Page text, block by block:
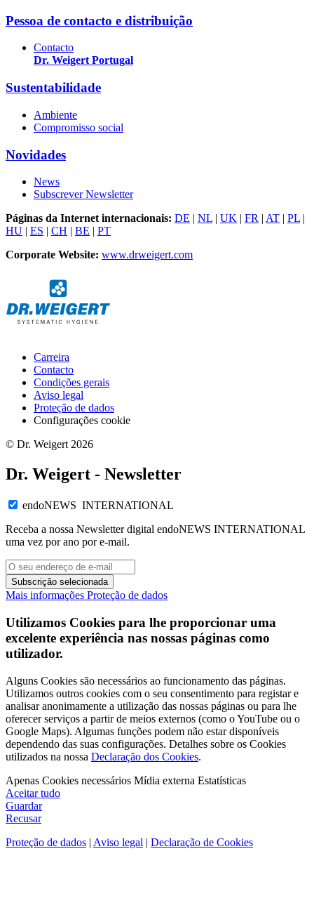
Pessoa de contacto e distribuição
Contacto
Dr. Weigert Portugal
Sustentabilidade
Ambiente
Compromisso social
Novidades
News
Subscrever Newsletter
Páginas da Internet internacionais: DE | NL | UK | FR | AT | PL |
HU | ES | CH | BE | PT
Corporate Website: www.drweigert.com
Carreira
Contacto
Condições gerais
Aviso legal
Proteção de dados
Configurações cookie
© Dr. Weigert 2026
Dr. Weigert - Newsletter
endoNEWS INTERNATIONAL
Receba a nossa Newsletter digital endoNEWS INTERNATIONAL
uma vez por ano por e-mail.
Subscrição selecionada
Mais informações Proteção de dados
Utilizamos Cookies para lhe proporcionar uma
excelente experiência nas nossas páginas como
utilizador.
Alguns Cookies são necessários ao funcionamento das páginas.
Utilizamos outros cookies com o seu consentimento para registar e
analisar anonimamente a utilização das nossas páginas ou para lhe
oferecer serviços a partir de meios externos (como o YouTube ou o
Google Maps). Algumas funções podem não estar disponíveis
dependendo das suas configurações. Detalhes sobre os Cookies
utilizados na nossa Declaração dos Cookies.
Apenas Cookies necessários Mídia externa Estatísticas
Aceitar tudo
Guardar
Recusar
Proteção de dados | Aviso legal | Declaração de Cookies